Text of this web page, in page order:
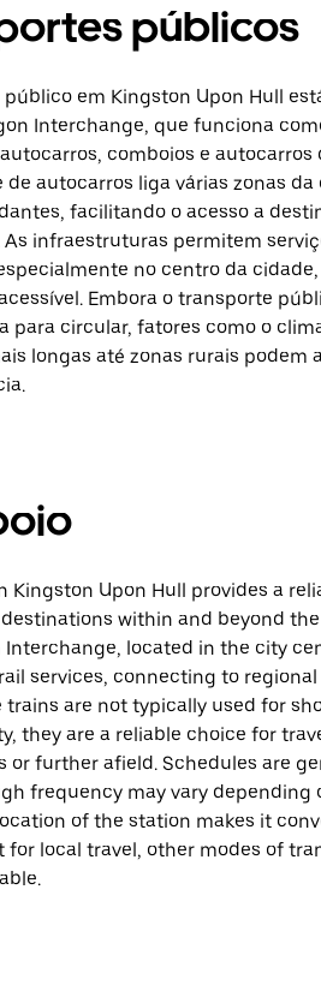
públicos
em Kingston Upon Hull
Interchange, que funciona
comboios e autocarros
de autocarros liga várias zonas da
facilitando o acesso a
infraestruturas permitem
no centro da cidade,
Embora o transporte
para circular, fatores como o
longas até zonas rurais podem
Kingston Upon Hull provides a
within and beyond the
Interchange, located in the city
services, connecting to
trains are not typically used for
they are a reliable choice for
or further afield. Schedules are
frequency may vary depending
of the station makes it
for local travel, other modes of